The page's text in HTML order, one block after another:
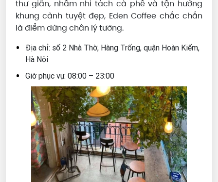
thư giãn, nhâm nhi tách cà phê và tận hưởng
khung cảnh tuyệt đẹp, Eden Coffee chắc chắn
là điểm dừng chân lý tưởng.
Địa chỉ: số 2 Nhà Thờ, Hàng Trống, quận Hoàn Kiếm,
Hà Nội
Giờ phục vụ: 08:00 – 23:00